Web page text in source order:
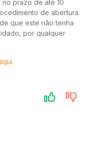
prazo de até 10
de abertura
que este não tenha
por qualquer